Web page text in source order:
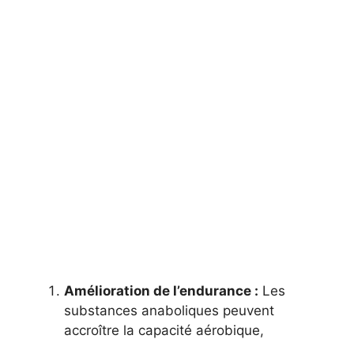
Amélioration de l’endurance : Les
substances anaboliques peuvent
accroître la capacité aérobique,